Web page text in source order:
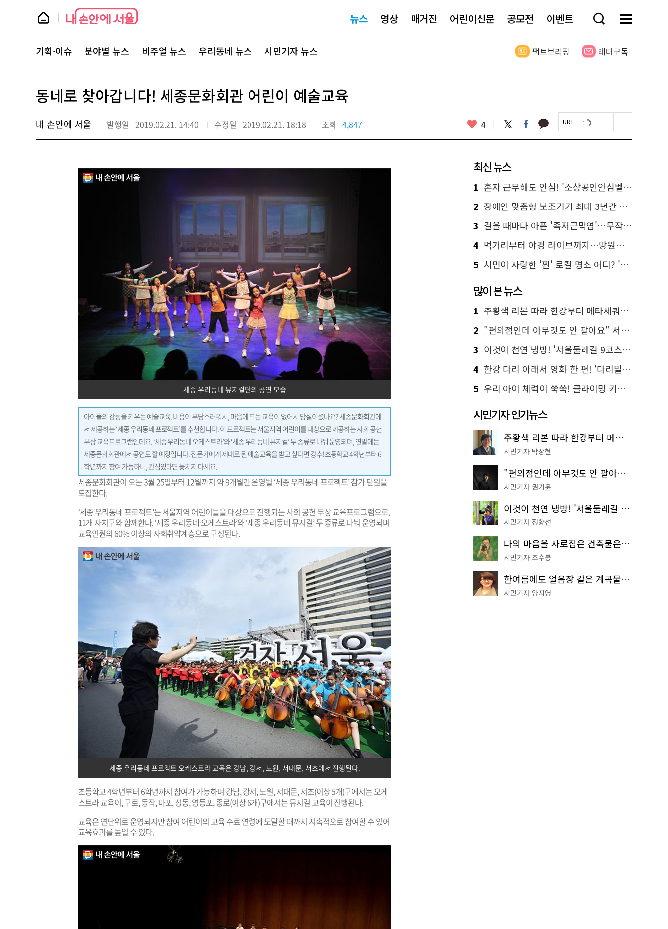
본
뉴
스 요뉴스 영상 매거진 어린이신문 공모전 이벤트 검
창
기
메
전
보
뉴
스
주
서
바
로
기획·이슈 분야별 뉴스 비주얼 뉴스 우리동네 뉴스 시민기자 뉴스 팩트브리핑 레터구독
동네로 찾아갑니다! 세종문화회관 어린이 예술교육
내 손안에 서울 발행일 2019.02.21. 14:40 수정일 2019.02.21. 18:18 조회 4,847 좋
요
4 트
위
터
페
이
스
카
카 페
이
지
인
쇄
하
글
자
크
하
기
글
자
크
하
기
세종 우리동네 뮤지컬단의 공연 모습
아이들의 감성을 키우는 예술교육. 비용이 부담스러워서, 마음에 드는 교육이 없어서 망설이셨나요? 세종문화회관에
서 제공하는 ‘세종 우리동네 프로젝트’를 추천합니다. 이 프로젝트는 서울지역 어린이를 대상으로 제공하는 사회 공헌
무상 교육프로그램인데요. ‘세종 우리동네 오케스트라’와 ‘세종 우리동네 뮤지컬’ 두 종류로 나눠 운영되며, 연말에는
세종문화회관에서 공연도 할 예정입니다. 전문가에게 제대로 된 예술교육을 받고 싶다면 강추! 초등학교 4학년부터 6
학년까지 참여 가능하니, 관심있다면 놓치지 마세요.
세종문화회관이 오는 3월 25일부터 12월까지 약 9개월간 운영될 ‘세종 우리동네 프로젝트’ 참가 단원을
모집한다.
‘세종 우리동네 프로젝트’는 서울지역 어린이들을 대상으로 진행되는 사회 공헌 무상 교육프로그램으로,
11개 자치구와 함께한다. ‘세종 우리동네 오케스트라’와 ‘세종 우리동네 뮤지컬’ 두 종류로 나눠 운영되며
교육인원의 60% 이상의 사회취약계층으로 구성된다.
세종 우리동네 프로젝트 오케스트라 교육은 강남, 강서, 노원, 서대문, 서초에서 진행된다.
초등학교 4학년부터 6학년까지 참여가 가능하며 강남, 강서, 노원, 서대문, 서초(이상 5개)구에서는 오케
스트라 교육이, 구로, 동작, 마포, 성동, 영등포, 종로(이상 6개)구에서는 뮤지컬 교육이 진행된다.
교육은 연단위로 운영되지만 참여 어린이의 교육 수료 연령에 도달할 때까지 지속적으로 참여할 수 있어
교육효과를 높일 수 있다.
최신 뉴스
1 혼자 근무해도 안심! '소상공인안심벨' 신청하세요
2 장애인 맞춤형 보조기기 최대 3년간 무상 대여…삶의 질 높인다
3 걸을 때마다 아픈 '족저근막염'…무작정 참지 말고 '이것' 해보세요!
4 먹거리부터 야경 라이브까지…망원한강공원 알짜 코스
5 시민이 사랑한 '찐' 로컬 명소 어디? '서울에디션25' 추천 코스
많이 본 뉴스
1 주황색 리본 따라 한강부터 메타세쿼이아 숲길까지…서울둘레길 15코스
2 "편의점인데 아무것도 안 팔아요" 서울에서 가장 특별한 편의점의 정체
3 이것이 천연 냉방! '서울둘레길 9코스'로 숲속 피서 떠나볼까
4 한강 다리 아래서 영화 한 편! '다리밑 영화관' 무료 상영
5 우리 아이 체력이 쑥쑥! 클라이밍 키즈카페·어린이 체력장
시민기자 인기뉴스
주황색 리본 따라 한강부터 메타세쿼이아 숲길까지…서울둘레길 15코스
시민기자 박상현
"편의점인데 아무것도 안 팔아요" 서울에서 가장 특별한 편의점의 정체
시민기자 권기윤
이것이 천연 냉방! '서울둘레길 9코스'로 숲속 피서 떠나볼까
시민기자 정향선
나의 마음을 사로잡은 건축물은? '서울시 건축상' 수상작 공개!
시민기자 조수봉
한여름에도 얼음장 같은 계곡물! 서울 '진관사 계곡'이 천국이네~
시민기자 양지영
페